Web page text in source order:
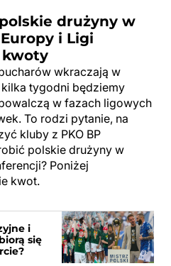
drużyny w
i Ligi
kwoty
wkraczają w
tygodni będziemy
w fazach ligowych
To rodzi pytanie, na
kluby z PKO BP
polskie drużyny w
Poniżej
kwot.
i
się